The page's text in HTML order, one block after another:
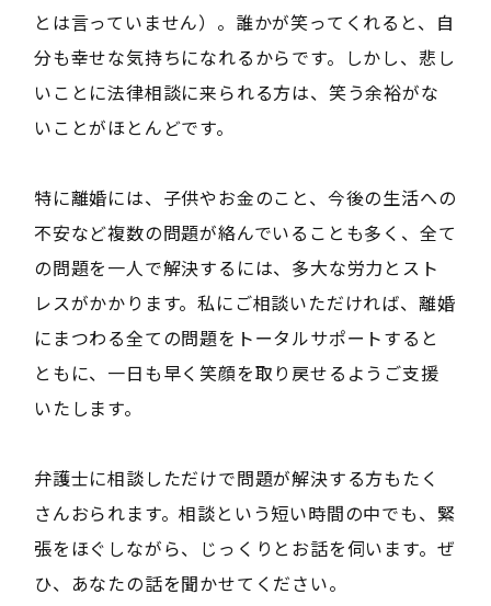
とは言っていません）。誰かが笑ってくれると、自
分も幸せな気持ちになれるからです。しかし、悲し
いことに法律相談に来られる方は、笑う余裕がな
いことがほとんどです。
特に離婚には、子供やお金のこと、今後の生活への
不安など複数の問題が絡んでいることも多く、全て
の問題を一人で解決するには、多大な労力とスト
レスがかかります。私にご相談いただければ、離婚
にまつわる全ての問題をトータルサポートすると
ともに、一日も早く笑顔を取り戻せるようご支援
いたします。
弁護士に相談しただけで問題が解決する方もたく
さんおられます。相談という短い時間の中でも、緊
張をほぐしながら、じっくりとお話を伺います。ぜ
ひ、あなたの話を聞かせてください。